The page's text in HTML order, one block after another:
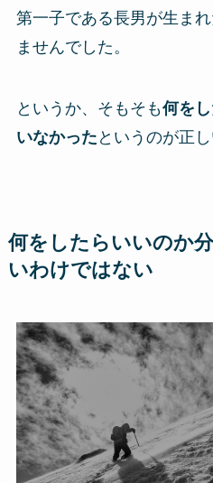
第一子である長男が生ま
ませんでした。
というか、そもそも何を
いなかった というのが正
何をしたらいいのか
いわけではない